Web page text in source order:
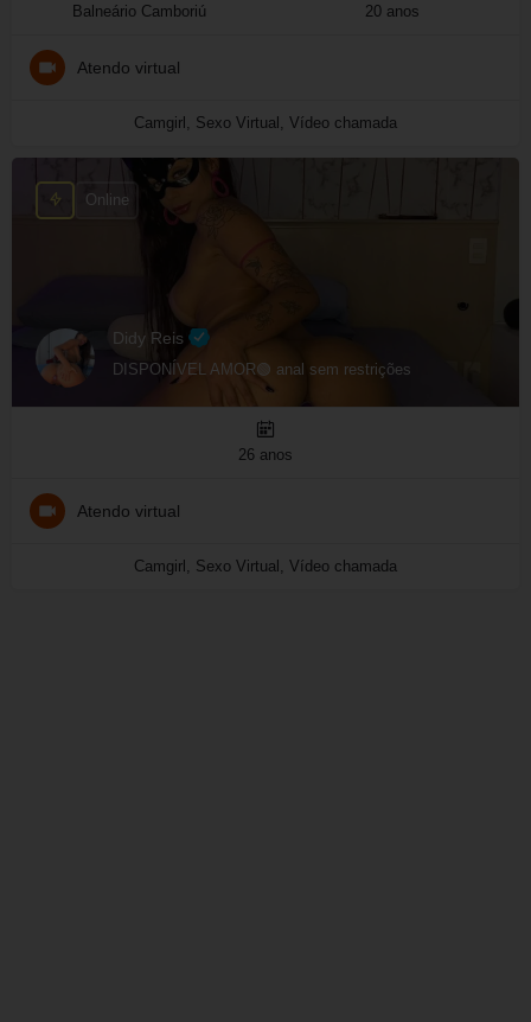
Balneário Camboriú 20 anos
Atendo virtual
Camgirl, Sexo Virtual, Vídeo chamada
Didy Reis
DISPONÍVEL AMOR🟢 anal sem restrições
Online
26 anos
Atendo virtual
Camgirl, Sexo Virtual, Vídeo chamada